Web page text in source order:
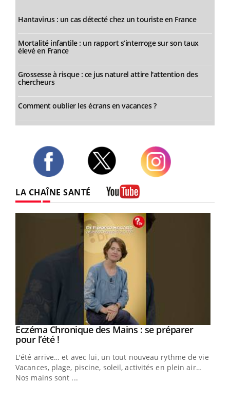
Hantavirus : un cas détecté chez un touriste en France
Mortalité infantile : un rapport s’interroge sur son taux
élevé en France
Grossesse à risque : ce jus naturel attire l'attention des
chercheurs
Comment oublier les écrans en vacances ?
LA CHAÎNE SANTÉ
Youtube
Eczéma Chronique des Mains : se préparer
pour l’été !Youtube
L'été arrive… et avec lui, un tout nouveau rythme de vie !
Vacances, plage, piscine, soleil, activités en plein air…
Nos mains sont ...